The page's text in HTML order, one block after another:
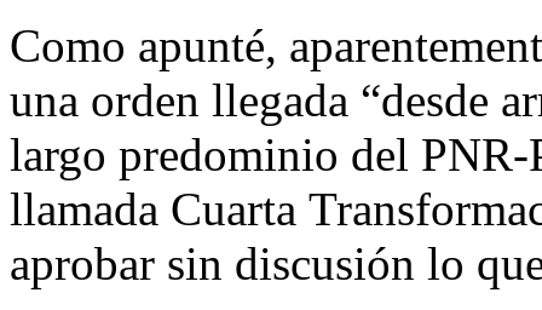
Como apunté,
una orden llegada “desde
largo predominio del
llamada Cuarta
aprobar sin discusión lo